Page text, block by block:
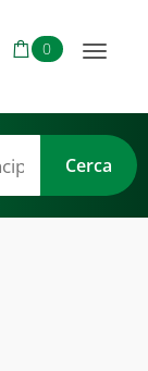
0
Toggle